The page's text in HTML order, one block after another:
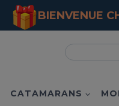
Recherche
pour :
CATAMARANS
BIENVENUE